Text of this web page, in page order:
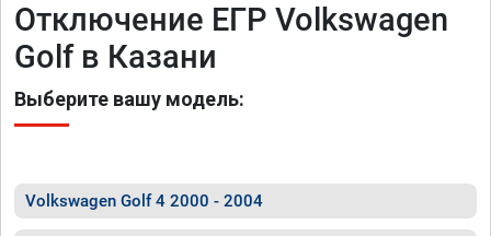
Отключение ЕГР Volkswagen
Golf в Казани
Выберите вашу модель:
Volkswagen Golf 4 2000 - 2004